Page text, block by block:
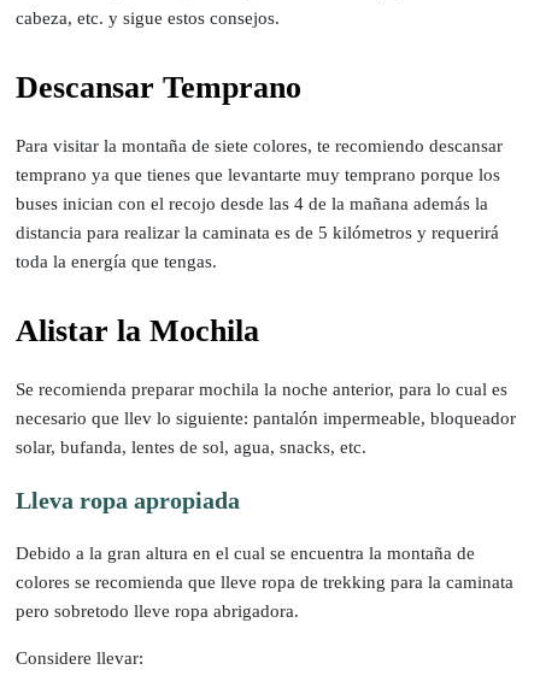
cabeza, etc. y sigue estos consejos.
Descansar Temprano
Para visitar la montaña de siete colores, te recomiendo descansar
temprano ya que tienes que levantarte muy temprano porque los
buses inician con el recojo desde las 4 de la mañana además la
distancia para realizar la caminata es de 5 kilómetros y requerirá
toda la energía que tengas.
Alistar la Mochila
Se recomienda preparar mochila la noche anterior, para lo cual es
necesario que llev lo siguiente: pantalón impermeable, bloqueador
solar, bufanda, lentes de sol, agua, snacks, etc.
Lleva ropa apropiada
Debido a la gran altura en el cual se encuentra la montaña de
colores se recomienda que lleve ropa de trekking para la caminata
pero sobretodo lleve ropa abrigadora.
Considere llevar: